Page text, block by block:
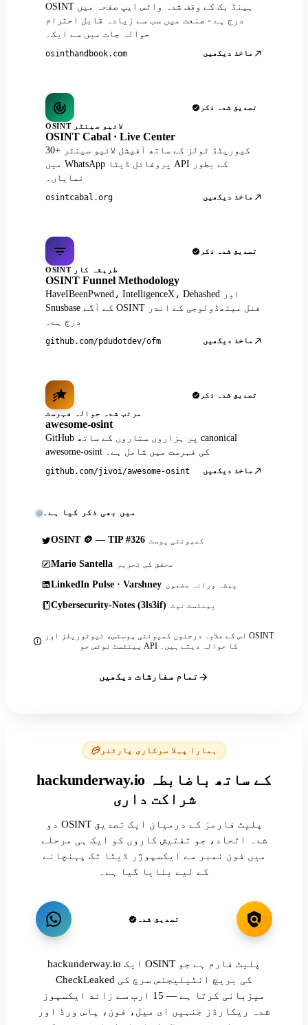
OSINT ہینڈ بک کے وقف شدہ واٹس ایپ صفحہ میں
درج ہے - صنعت میں سب سے زیادہ قابل احترام
حوالہ جات میں سے ایک۔
osinthandbook.com ماخذ دیکھیں
تصدیق شدہ ذکر
OSINT لائیو سینٹر
OSINT Cabal · Live Center
30+ کیوریٹڈ ٹولز کے ساتھ آفیشل لائیو سینٹر
میں WhatsApp پروفائل ڈیٹا API کے بطور
نمایاں۔
osintcabal.org ماخذ دیکھیں
تصدیق شدہ ذکر
OSINT طریقہ کار
OSINT Funnel Methodology
HaveIBeenPwned، IntelligenceX، Dehashed اور
Snusbase کے آگے OSINT فنل میتھڈولوجی کے اندر
درج ہے۔
github.com/pdudotdev/ofm ماخذ دیکھیں
تصدیق شدہ ذکر
مرتب شدہ حوالہ فہرست
awesome-osint
GitHub پر ہزاروں ستاروں کے ساتھ canonical
awesome-osint کی فہرست میں شامل ہے۔
github.com/jivoi/awesome-osint ماخذ دیکھیں
میں بھی ذکر کیا ہے۔
OSINT 🪙 — TIP #326 کمیونٹی پوسٹ
Mario Santella محقق کی تحریر
LinkedIn Pulse · Varshney پیشہ ورانہ مضمون
Cybersecurity-Notes (3ls3if) پینٹسٹ نوٹ
اس کے علاوہ درجنوں کمیونٹی پوسٹس، ٹیوٹوریلز اور OSINT
پینٹسٹ نوٹس جو API کا حوالہ دیتے ہیں۔
تمام سفارشات دیکھیں
ہمارا پہلا سرکاری پارٹنر
hackunderway.io کے ساتھ باضابطہ
شراکت داری
دو OSINT پلیٹ فارمز کے درمیان ایک تصدیق
شدہ اتحاد، جو تفتیش کاروں کو ایک ہی مرحلے
میں فون نمبر سے ایکسپوژر ڈیٹا تک پہنچانے
کے لیے بنایا گیا ہے۔
تصدیق شدہ
hackunderway.io ایک OSINT پلیٹ فارم ہے جو
CheckLeaked کی بریچ انٹیلیجنس سرچ کی
میزبانی کرتا ہے — 15 ارب سے زائد ایکسپوز
شدہ ریکارڈز جنہیں ای میل، فون، پاس ورڈ اور